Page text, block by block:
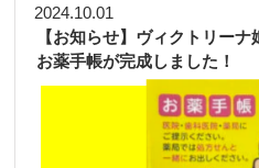
なコンテンツを用意しました。 ● 測定ブース InBody測定、血管
年齢測定、骨密度測定、HbA1c
の方が自身の健康状態をチェックされました
験・ワークショップ お子さま向けには、白衣を着て薬剤師の仕事
を体験できる「こども調剤体験」
ショップを開催し、楽しみながら学
に関する講演を行いました。さら
2024.10.01
【お知らせ】ヴィクトリー
お薬手帳が完成しました！